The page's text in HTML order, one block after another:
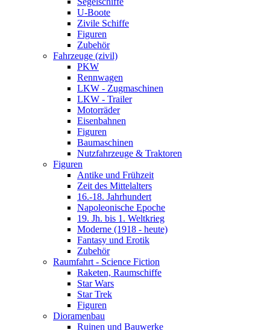
U-Boote
Zivile Schiffe
Figuren
Zubehör
Fahrzeuge (zivil)
PKW
Rennwagen
LKW - Zugmaschinen
LKW - Trailer
Motorräder
Eisenbahnen
Figuren
Baumaschinen
Nutzfahrzeuge & Traktoren
Figuren
Antike und Frühzeit
Zeit des Mittelalters
16.-18. Jahrhundert
Napoleonische Epoche
19. Jh. bis 1. Weltkrieg
Moderne (1918 - heute)
Fantasy und Erotik
Zubehör
Raumfahrt - Science Fiction
Raketen, Raumschiffe
Star Wars
Star Trek
Figuren
Dioramenbau
Ruinen und Bauwerke